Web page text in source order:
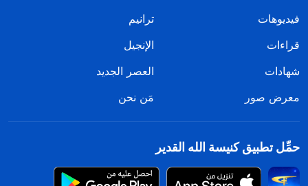
فيديوهات
ترانيم
قراءات
الإنجيل
شهادات
العصر الجديد
معرض صور
مَن نحن
حمِّل تطبيق كنيسة الله القدير